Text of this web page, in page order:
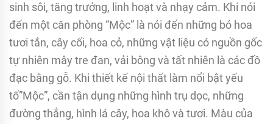
sinh sôi, tăng trưởng, linh hoạt và nhạy cảm. Khi nói
đến một căn phòng “Mộc” là nói đến những bó hoa
tươi tắn, cây cối, hoa cỏ, những vật liệu có nguồn gốc
tự nhiên mây tre đan, vải bông và tất nhiên là các đồ
đạc bằng gỗ. Khi thiết kế nội thất làm nổi bật yếu
tố”Mộc”, cần tận dụng những hình trụ dọc, những
đường thẳng, hình lá cây, hoa khô và tươi. Màu của